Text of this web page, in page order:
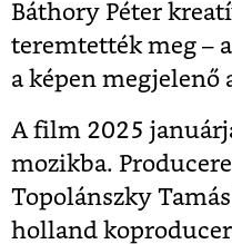
Báthory Péter
teremtették meg –
a képen
A film 2025
mozikba.
Topolánszky
holland